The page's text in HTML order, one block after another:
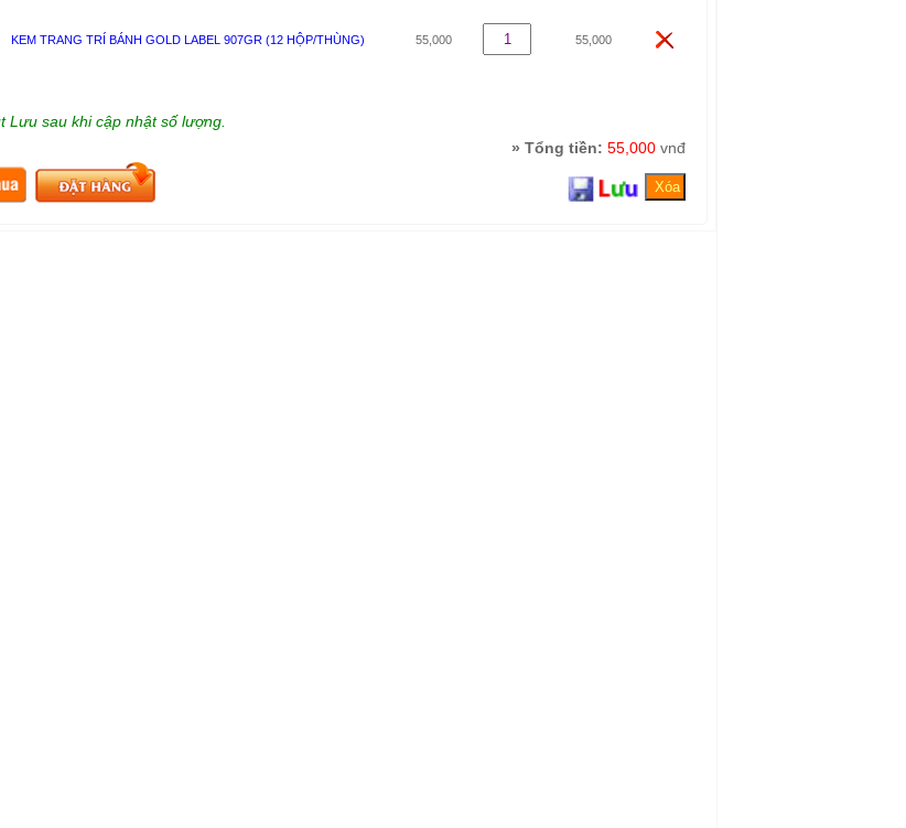
KEM TRANG TRÍ BÁNH GOLD LABEL 907GR (12 HỘP/THÙNG) 55,000 55,000
Lưu sau khi cập nhật số lượng.
» Tổng tiền: 55,000vnđ